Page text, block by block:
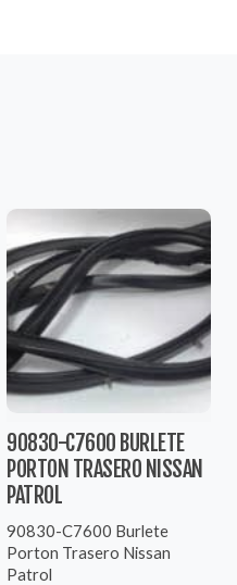
90830-C7600 BURLETE
PORTON TRASERO NISSAN
PATROL
90830-C7600 Burlete
Porton Trasero Nissan
Patrol